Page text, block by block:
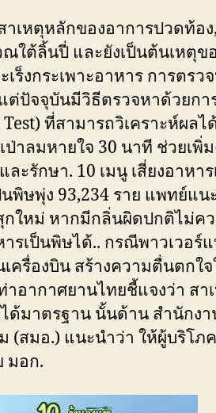
เหตุหลักของอาการปวดท้อ
ใต้ลิ้นปี่ และยังเป็นต้นเหตุข
เร็งกระเพาะอาหาร การตรว
ต่ปัจจุบันมีวิธีตรวจหาด้วยกา
ที่สามารถวิเคราะห์ผลไ
ป่าลมหายใจ 30 นาที ช่วยเพิ่
ละรักษา. 10 เมนู เสี่ยงอาหา
พิษพุ่ง 93,234 ราย แพทย์แน
กใหม่ หากมีกลิ่นผิดปกติไม่ค
รเป็นพิษได้.. กรณีพาวเวอร์
ครื่องบิน สร้างความตื่นตกใ
อากาศยานไทยชี้แจงว่า สา
ด้มาตรฐาน นั้นด้าน สำนักง
สมอ.) แนะนำว่า ให้ผู้บริโภ
มอก.